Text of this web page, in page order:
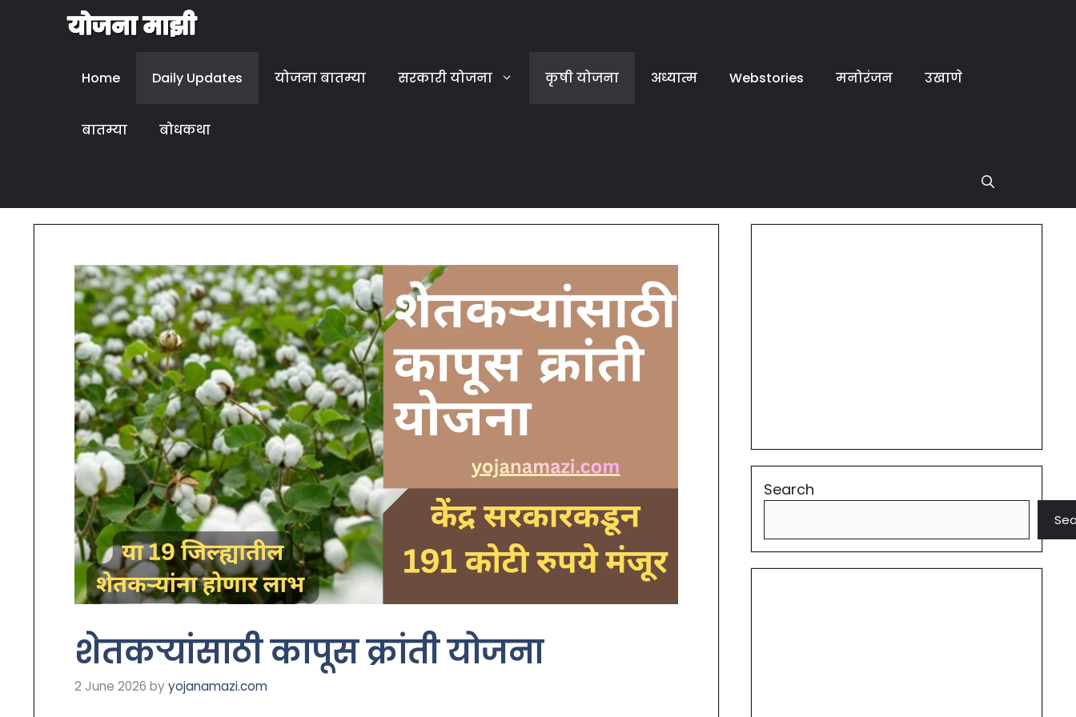
Home Daily Updates योजना बातम्या सरकारी योजना कृषी योजना अध्यात्म Webstories मनोरंजन उखाणे
बातम्या बोधकथा
शेतकऱ्यांसाठी कापूस क्रांती योजना
2 June 2026 by yojanamazi.com
Search